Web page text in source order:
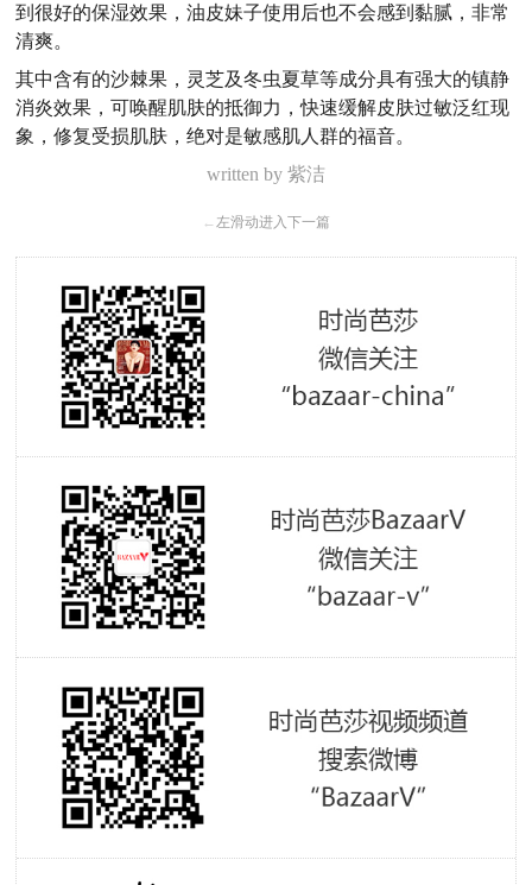
到很好的保湿效果，油皮妹子使用后也不会感到黏腻，非常
清爽。
其中含有的沙棘果，灵芝及冬虫夏草等成分具有强大的镇静
消炎效果，可唤醒肌肤的抵御力，快速缓解皮肤过敏泛红现
象，修复受损肌肤，绝对是敏感肌人群的福音。
written by 紫洁
← 左滑动进入下一篇